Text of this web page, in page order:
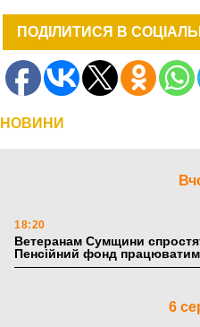
ПОДІЛИТИСЯ В
НОВИНИ
18:20
Ветеранам Сумщини
Пенсійний фонд
6